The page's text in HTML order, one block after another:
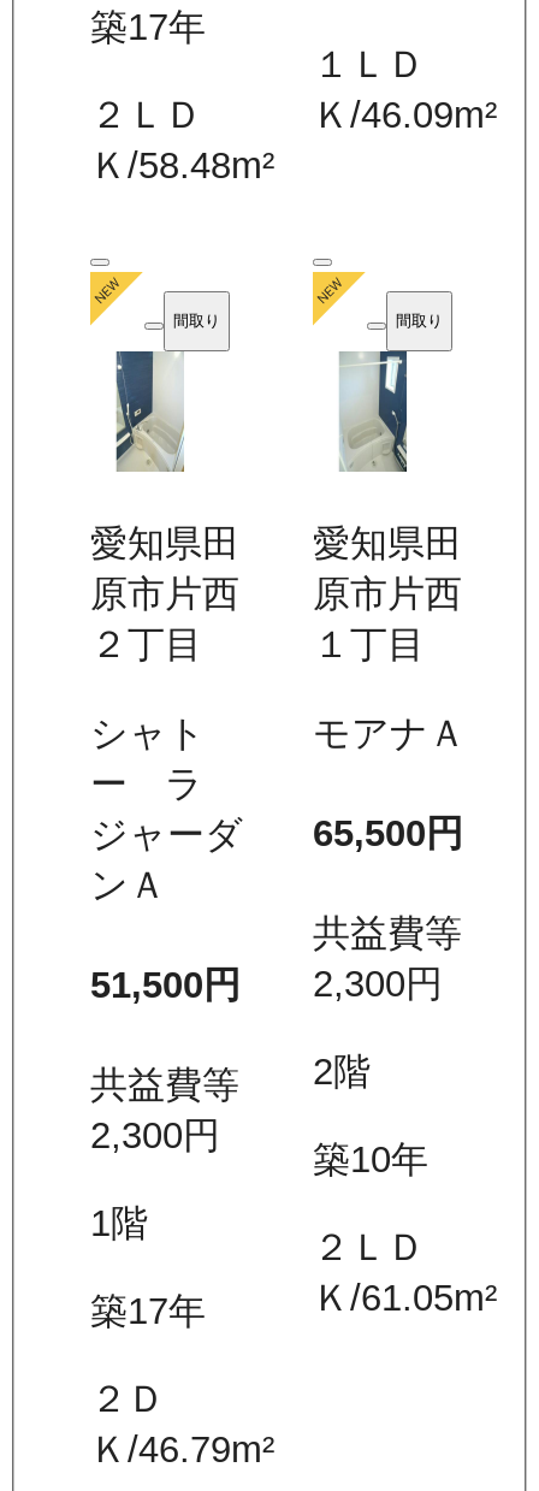
築17年
２ＬＤ
Ｋ/58.48m²
１ＬＤ
Ｋ /46.09m²
間取り
愛知県田
原市片西
２丁目
シャト
ー ラ
ジャーダ
ンＡ
51,500 円
共益費等
2,300円
1階
築17年
２Ｄ
Ｋ/46.79m²
間取り
愛知県田
原市片西
１丁目
モアナＡ
65,500 円
共益費等
2,300円
2階
築10年
２ＬＤ
Ｋ /61.05m²